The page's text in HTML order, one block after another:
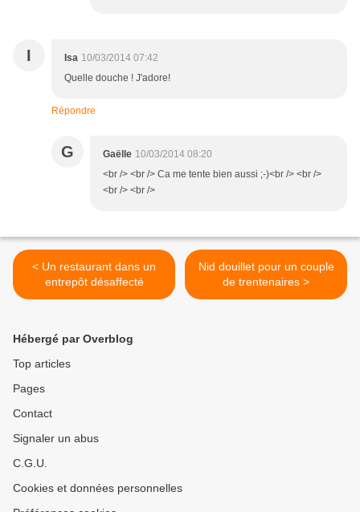
I Isa 10/03/2014 07:42
Quelle douche ! J'adore!
Répondre
G Gaëlle 10/03/2014 08:20
<br /> <br /> Ca me tente bien aussi ;-)<br /> <br />
<br /> <br />
< Un restaurant dans un
entrepôt désaffecté
Nid douillet pour un couple
de trentenaires >
Hébergé par Overblog
Top articles
Pages
Contact
Signaler un abus
C.G.U.
Cookies et données personnelles